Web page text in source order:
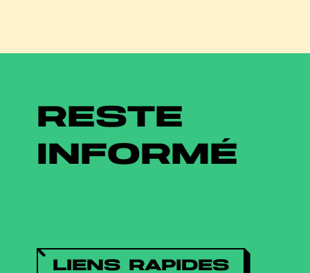
RESTE
INFORMÉ
LIENS RAPIDES